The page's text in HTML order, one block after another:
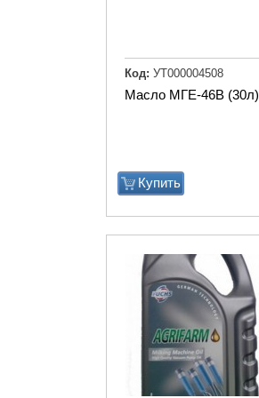
Масло МГЕ-46В (30л)
Купить
Код: УТ000004508